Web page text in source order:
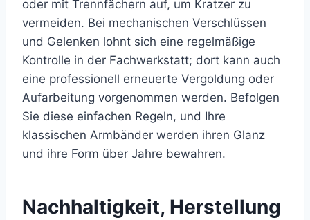
oder mit Trennfächern auf, um Kratzer zu
vermeiden. Bei mechanischen Verschlüssen
und Gelenken lohnt sich eine regelmäßige
Kontrolle in der Fachwerkstatt; dort kann auch
eine professionell erneuerte Vergoldung oder
Aufarbeitung vorgenommen werden. Befolgen
Sie diese einfachen Regeln, und Ihre
klassischen Armbänder werden ihren Glanz
und ihre Form über Jahre bewahren.
Nachhaltigkeit, Herstellung